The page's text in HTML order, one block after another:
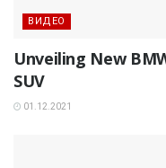
ВИДЕО
Unveiling New
SUV
01.12.2021